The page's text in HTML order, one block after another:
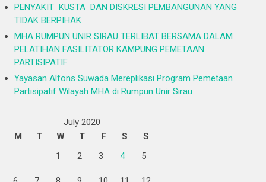
PENYAKIT KUSTA DAN DISKRESI PEMBANGUNAN YANG
TIDAK BERPIHAK
MHA RUMPUN UNIR SIRAU TERLIBAT BERSAMA DALAM
PELATIHAN FASILITATOR KAMPUNG PEMETAAN
PARTISIPATIF
Yayasan Alfons Suwada Mereplikasi Program Pemetaan
Partisipatif Wilayah MHA di Rumpun Unir Sirau
July 2020
M
T W T F S
S
1
2 3 4 5